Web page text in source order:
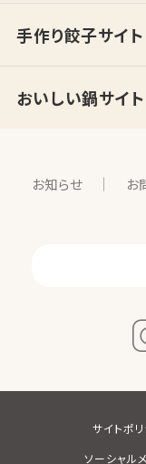
手作り餃子サイト
おいしい鍋サイト
お知らせ お
サイトポ
ソーシャル